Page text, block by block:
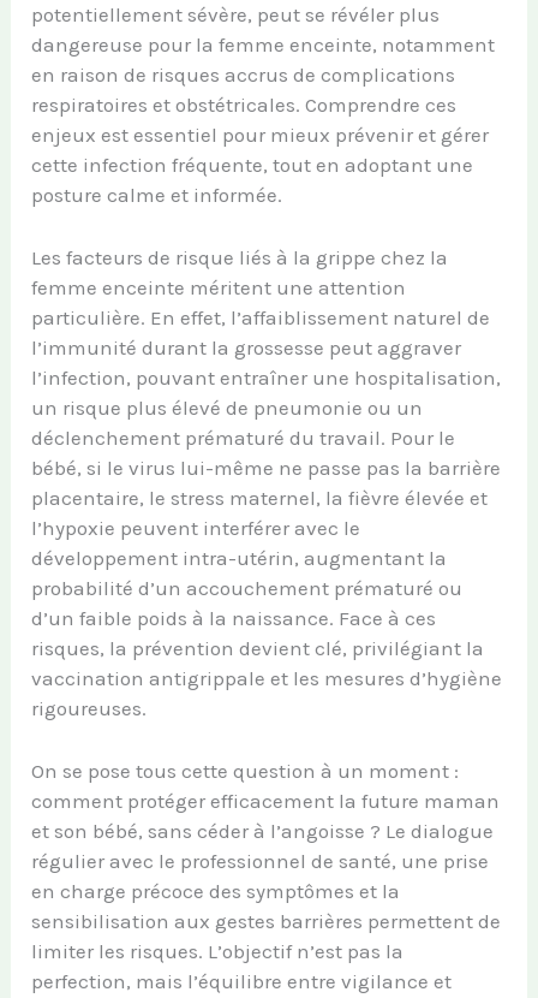
potentiellement sévère, peut se révéler plus
dangereuse pour la femme enceinte, notamment
en raison de risques accrus de complications
respiratoires et obstétricales. Comprendre ces
enjeux est essentiel pour mieux prévenir et gérer
cette infection fréquente, tout en adoptant une
posture calme et informée.
Les facteurs de risque liés à la grippe chez la
femme enceinte méritent une attention
particulière. En effet, l’affaiblissement naturel de
l’immunité durant la grossesse peut aggraver
l’infection, pouvant entraîner une hospitalisation,
un risque plus élevé de pneumonie ou un
déclenchement prématuré du travail. Pour le
bébé, si le virus lui-même ne passe pas la barrière
placentaire, le stress maternel, la fièvre élevée et
l’hypoxie peuvent interférer avec le
développement intra-utérin, augmentant la
probabilité d’un accouchement prématuré ou
d’un faible poids à la naissance. Face à ces
risques, la prévention devient clé, privilégiant la
vaccination antigrippale et les mesures d’hygiène
rigoureuses.
On se pose tous cette question à un moment :
comment protéger efficacement la future maman
et son bébé, sans céder à l’angoisse ? Le dialogue
régulier avec le professionnel de santé, une prise
en charge précoce des symptômes et la
sensibilisation aux gestes barrières permettent de
limiter les risques. L’objectif n’est pas la
perfection, mais l’équilibre entre vigilance et